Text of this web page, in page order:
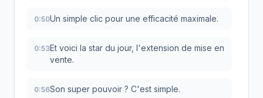
0:50Un simple clic pour une efficacité maximale.
0:53Et voici la star du jour, l'extension de mise en
vente.
0:56Son super pouvoir ? C'est simple.